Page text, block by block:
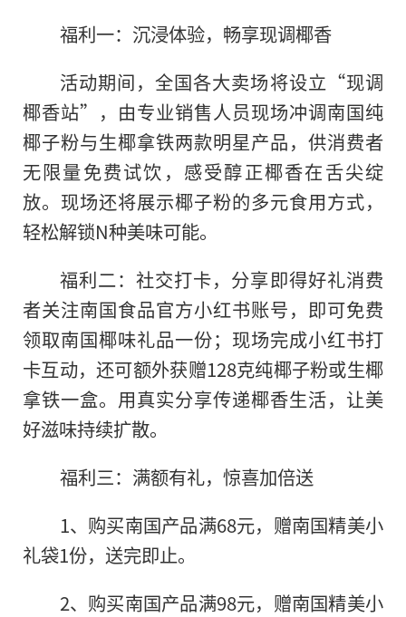
福利一：沉浸体验，畅享现调椰香
活动期间，全国各大卖场将设立“现调
椰香站”，由专业销售人员现场冲调南国纯
椰子粉与生椰拿铁两款明星产品，供消费者
无限量免费试饮，感受醇正椰香在舌尖绽
放。现场还将展示椰子粉的多元食用方式，
轻松解锁N种美味可能。
福利二：社交打卡，分享即得好礼消费
者关注南国食品官方小红书账号，即可免费
领取南国椰味礼品一份；现场完成小红书打
卡互动，还可额外获赠128克纯椰子粉或生椰
拿铁一盒。用真实分享传递椰香生活，让美
好滋味持续扩散。
福利三：满额有礼，惊喜加倍送
1、购买南国产品满68元，赠南国精美小
礼袋1份，送完即止。
2、购买南国产品满98元，赠南国精美小